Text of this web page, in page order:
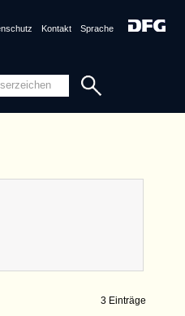
Kontakt Sprache
3 Einträge